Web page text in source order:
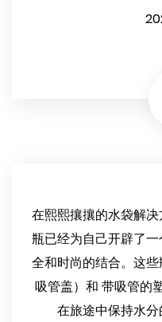
在熙熙攘攘的水袋解
瓶已经为自己开辟了
全和时尚的结合。这
吸管盖）和 带吸管的
在旅途中保持水